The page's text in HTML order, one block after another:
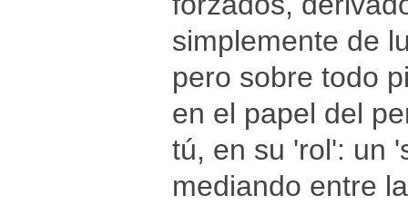
simplemente de
pero sobre todo
en el papel del
tú, en su 'rol': un
mediando entre